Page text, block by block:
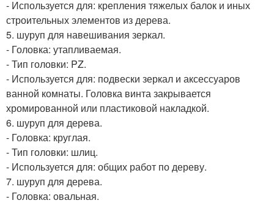
- Используется для: крепления тяжелых балок и иных
строительных элементов из дерева.
5. шуруп для навешивания зеркал.
- Головка: утапливаемая.
- Тип головки: PZ.
- Используется для: подвески зеркал и аксессуаров
ванной комнаты. Головка винта закрывается
хромированной или пластиковой накладкой.
6. шуруп для дерева.
- Головка: круглая.
- Тип головки: шлиц.
- Используется для: общих работ по дереву.
7. шуруп для дерева.
- Головка: овальная.